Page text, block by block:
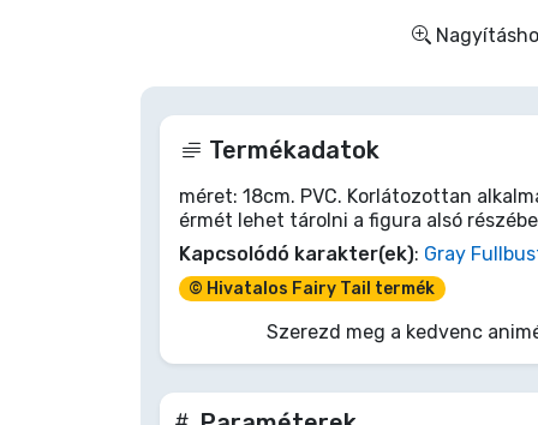
Termékadatok
méret: 18cm. PVC. Korlátozottan
érmét lehet tárolni a figura alsó
Kapcsolódó karakter(ek): Gray
© Hivatalos Fairy Tail termék
Szerezd meg a kedvenc
Gamer cuccok
Sportos cuccok
Zenés cuccok